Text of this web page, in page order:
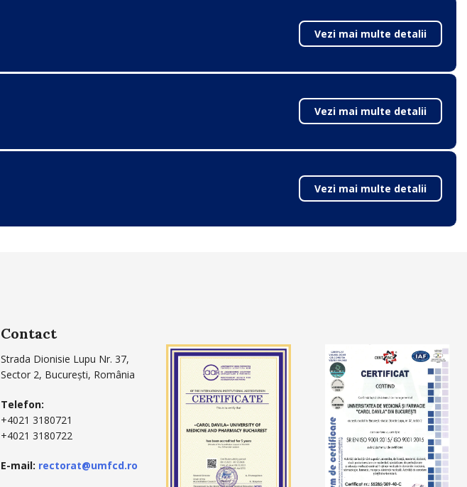
Vezi mai multe detalii
Vezi mai multe detalii
Vezi mai multe detalii
Contact
Strada Dionisie Lupu Nr. 37,
Sector 2, București, România
Telefon:
+4021 3180721
+4021 3180722
E-mail: rectorat@umfcd.ro